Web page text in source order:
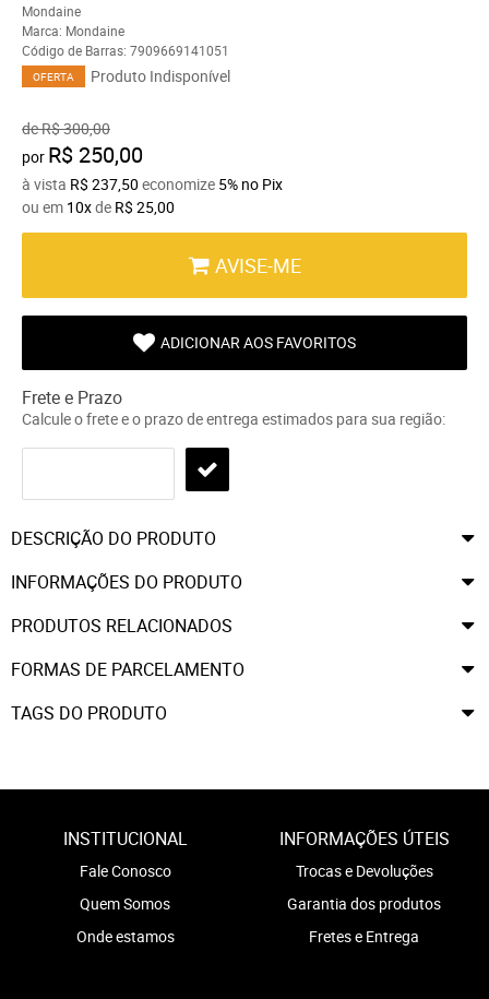
Mondaine
Marca: Mondaine
Código de Barras: 7909669141051
OFERTA Produto Indisponível
deR$ 300,00
por R$ 250,00
à vista R$ 237,50 economize 5% no Pix
ou em 10xde R$ 25,00
AVISE-ME
ADICIONAR AOS FAVORITOS
Frete e Prazo
Calcule o frete e o prazo de entrega estimados para sua região:
DESCRIÇÃO DO PRODUTO
INFORMAÇÕES DO PRODUTO
PRODUTOS RELACIONADOS
FORMAS DE PARCELAMENTO
TAGS DO PRODUTO
INSTITUCIONAL
Fale Conosco
Quem Somos
Onde estamos
INFORMAÇÕES ÚTEIS
Trocas e Devoluções
Garantia dos produtos
Fretes e Entrega